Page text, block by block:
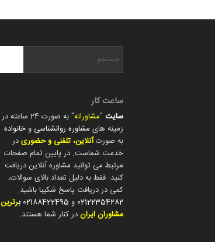
ساعت کار
سایت "مشاورانه
" به صورت 24 ساعته در
زمینه های مشاوره روانشناسی و خانواده
به صورتآنلاین، تلفنی و حضوریدر
خدمت شماست. در پایین تمام صفحات
مرتبط می توانید مشاوره آنلاین دریافت
کنید. فقط به دلیل تعداد بالای سوالات،
کمی در دریافت پاسخ شکیبا باشید.
02122354282 و 02188422495 برترین
مشاوران ایراندر کنار شما هستند.